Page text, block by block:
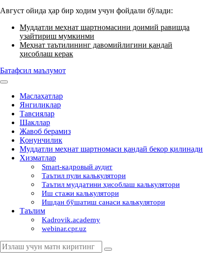
Август ойида ҳар бир ходим учун фойдали бўлади:
Муддатли меҳнат шартномасини доимий равишда
узайтириш мумкинми
Меҳнат таътилининг давомийлигини қандай
ҳисоблаш керак
Батафсил маълумот
Маслаҳатлар
Янгиликлар
Тавсиялар
Шакллар
Жавоб берамиз
Қонунчилик
Муддатли меҳнат шартномаси қандай бекор қилинади
Хизматлар
Smart-кадровый аудит
Таътил пули калькулятори
Таътил муддатини ҳисоблаш калькулятори
Иш стажи калькулятори
Ишдан бўшатиш санаси калькулятори
Таълим
Kadrovik.academy
webinar.cpr.uz